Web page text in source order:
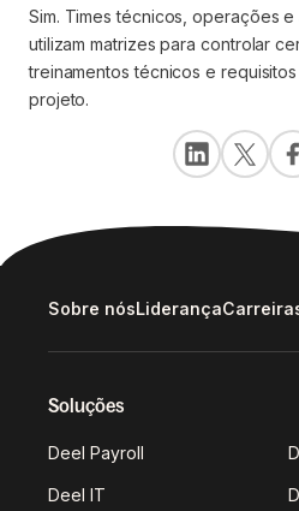
Sim. Times técnicos, operações
utilizam matrizes para controlar
treinamentos técnicos e
projeto.
Sobre nósLiderança
Soluções
Deel Payroll
Deel IT